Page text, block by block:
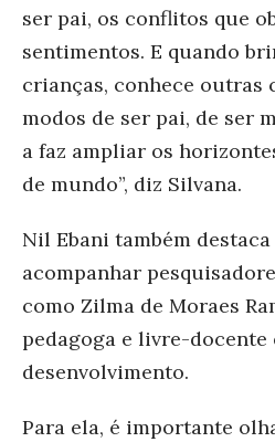
ser pai, os conflitos que
sentimentos. E quando
crianças, conhece outras
modos de ser pai, de ser
a faz ampliar os
de mundo”, diz Silvana.
Nil Ebani também
acompanhar
como Zilma de Moraes
pedagoga e livre-
desenvolvimento.
Para ela, é importante